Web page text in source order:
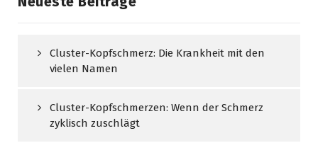
Cluster-Kopfschmerz: Die Krankheit mit den
vielen Namen
Cluster-Kopfschmerzen: Wenn der Schmerz
zyklisch zuschlägt